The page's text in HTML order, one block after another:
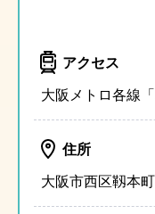
アクセス
大阪メトロ各線
住所
大阪市西区靱本